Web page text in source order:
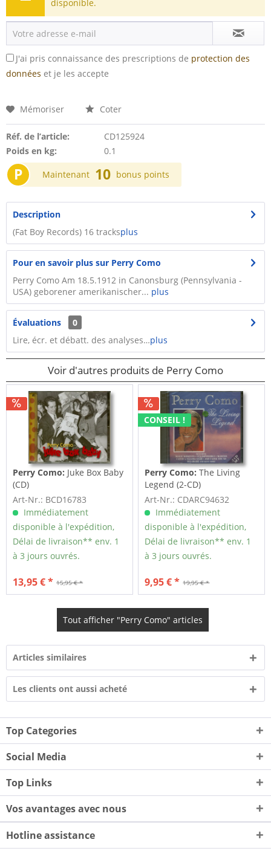
disponible.
J'ai pris connaissance des prescriptions de protection des
données et je les accepte
Mémoriser Coter
Réf. de l’article:
CD125924
Poids en kg:
0.1
P Maintenant 10 bonus points
Description
(Fat Boy Records) 16 tracksplus
Pour en savoir plus sur Perry Como
Perry Como Am 18.5.1912 in Canonsburg (Pennsylvania -
USA) geborener amerikanischer... plus
Évaluations
0
Lire, écr. et débatt. des analyses…plus
Voir d'autres produits de Perry Como
Perry Como: Juke Box Baby
(CD)
Art-Nr.: BCD16783
Immédiatement
disponible à l'expédition,
Délai de livraison** env. 1
à 3 jours ouvrés.
15,95 € *
13,95 € *
CONSEIL !
Perry Como:The Living
Legend (2-CD)
Art-Nr.: CDARC94632
Immédiatement
disponible à l'expédition,
Délai de livraison** env. 1
à 3 jours ouvrés.
19,95 € *
9,95 € *
Tout afficher "Perry Como" articles
Articles similaires
Les clients ont aussi acheté
Top Categories
Social Media
Top Links
Vos avantages avec nous
Hotline assistance